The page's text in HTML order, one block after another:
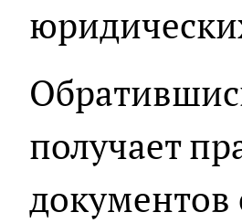
получает
документов